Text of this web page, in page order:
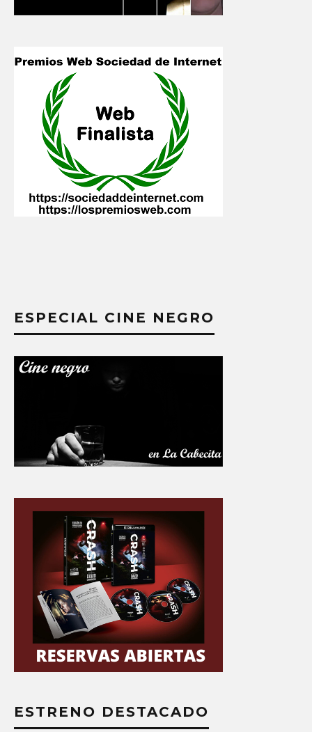
ESPECIAL CINE NEGRO
ESTRENO DESTACADO